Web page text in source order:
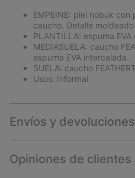
EMPEINE: piel nobuk
caucho. Detalle
PLANTILLA: espuma
MEDIASUELA: caucho
espuma EVA intercalada.
SUELA: caucho
Usos: Informal
Envíos y devoluciones
Opiniones de clientes